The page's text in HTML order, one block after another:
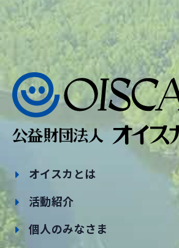
オイスカとは
活動紹介
個人のみなさま